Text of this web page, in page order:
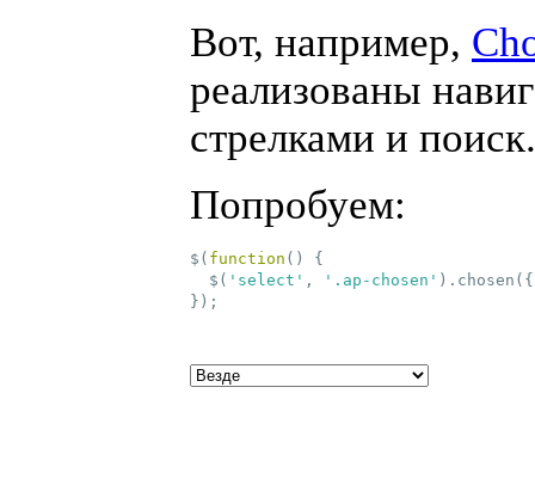
Вот, например,
реализованы
стрелками и поиск.
Попробуем:
$( function ()
{
  $(
'select' , '.ap-chosen'